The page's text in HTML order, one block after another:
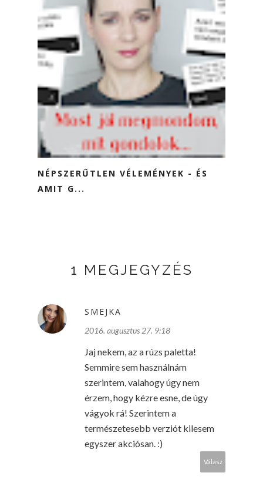
NÉPSZERŰTLEN VÉLEMÉNYEK - ÉS
AMIT G...
1 MEGJEGYZÉS
SMEJKA
2016. augusztus 27. 9:18
Jaj nekem, az a rúzs paletta!
Semmire sem használnám
szerintem, valahogy úgy nem
érzem, hogy kézre esne, de úgy
vágyok rá! Szerintem a
természetesebb verziót kilesem
egyszer akciósan. :)
Válasz